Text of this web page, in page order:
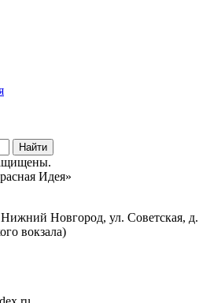
Идея»
Нижний Новгород, ул. Советская, д.
вокзала)